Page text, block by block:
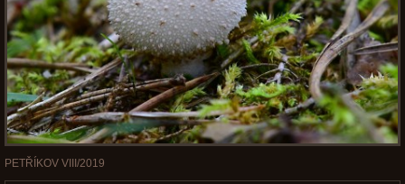
PETŘÍKOV VIII/2019